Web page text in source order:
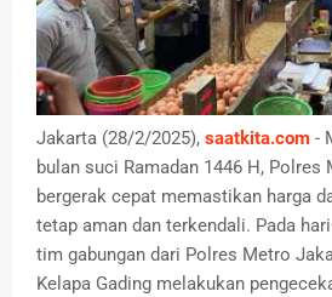
Jakarta (28/2/2025), saatkita.com -
bulan suci Ramadan 1446 H,
bergerak cepat memastikan harga
tetap aman dan terkendali. Pada
tim gabungan dari Polres Metro
Kelapa Gading melakukan